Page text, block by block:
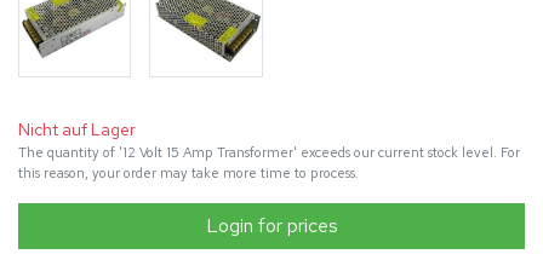
Nicht auf Lager
The quantity of '12 Volt 15 Amp Transformer' exceeds our current stock level. For
this reason, your order may take more time to process.
Login for prices